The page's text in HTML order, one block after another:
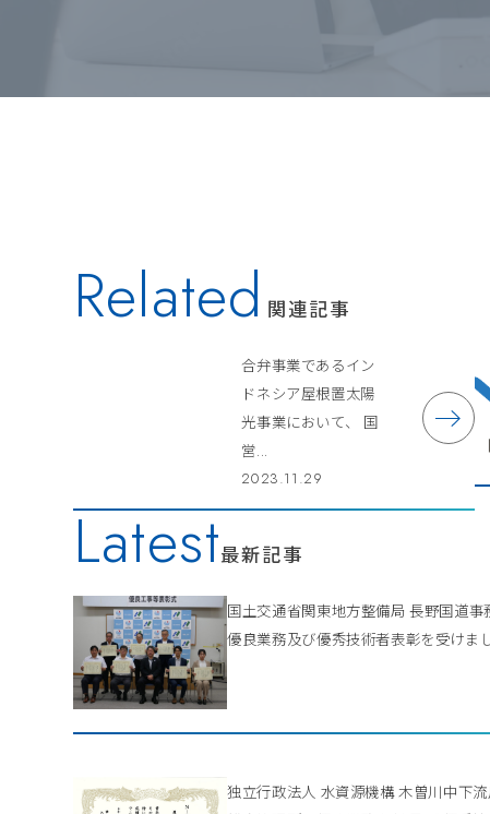
Related 関連記事
合弁事業であるイン
ドネシア屋根置太陽
光事業において、 国
営...
2023.11.29
Latest最新記事
国土交通省関東地方整備局 長野国道
優良業務及び優秀技術者表彰を受けま
独立行政法人 水資源機構 木曽川中下